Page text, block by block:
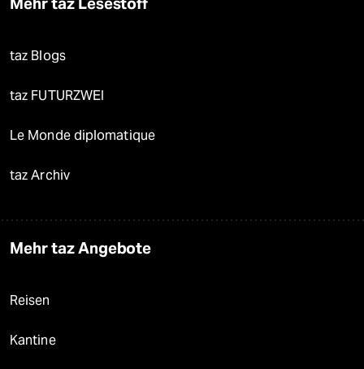
taz Blogs
taz FUTURZWEI
Le Monde diplomatique
taz Archiv
Mehr taz Angebote
Reisen
Kantine